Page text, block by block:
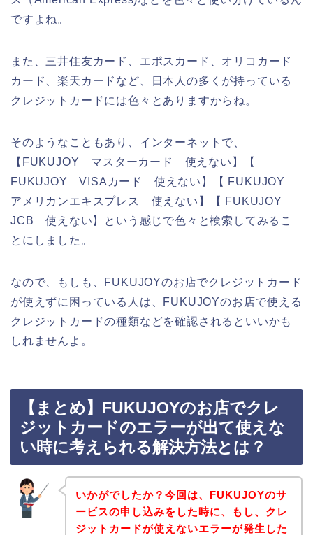
ですよね。
また、三井住友カード、エポスカード、オリコカード
カード、楽天カードなど、日本人の多くが持っている
クレジットカードには色々とありますからね。
そのようなこともあり、インターネットで、
【FUKUJOY マスターカード 使えない】【
FUKUJOY VISAカード 使えない】【 FUKUJOY
アメリカンエキスプレス 使えない】【 FUKUJOY
JCB 使えない】という感じで色々と検索してみるこ
とにしました。
なので、もしも、FUKUJOYのお店でクレジットカード
が使えずに困っている人は、FUKUJOYのお店で使える
クレジットカードの種類などを確認されるといいかも
しれませんよ。
【まとめ】FUKUJOYのお店でクレ
ジットカードのエラーが出て使えな
い時に考えられる解決方法とは？
いかがでしたか？今回は、FUKUJOYのサ
ービスの申し込みをした時に、もし、クレ
ジットカードが使えないエラーが発生した